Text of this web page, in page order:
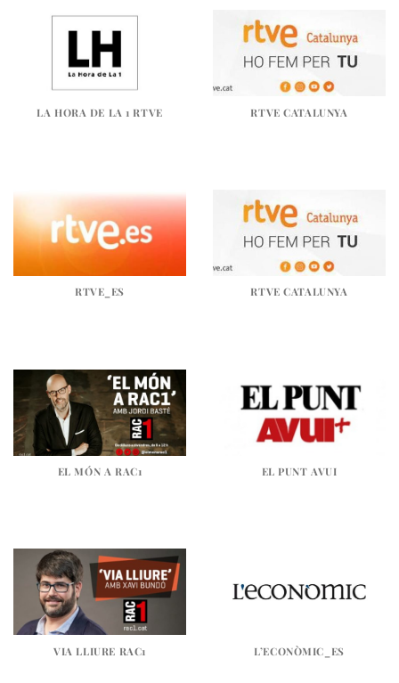
LA HORA DE LA 1 RTVE RTVE CATALUNYA
RTVE_ES RTVE CATALUNYA
EL MÓN A RAC1 EL PUNT AVUI
VIA LLIURE RAC1 L’ECONÒMIC_ES